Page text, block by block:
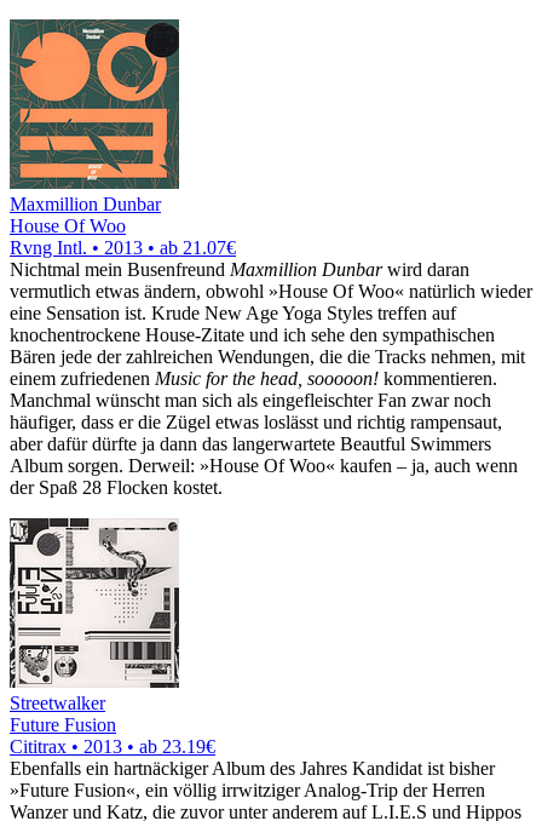
Maxmillion Dunbar
House Of Woo
Rvng Intl. • 2013 • ab 21.07€
Nichtmal mein Busenfreund Maxmillion Dunbarwird daran
vermutlich etwas ändern, obwohl »House Of Woo« natürlich wieder
eine Sensation ist. Krude New Age Yoga Styles treffen auf
knochentrockene House-Zitate und ich sehe den sympathischen
Bären jede der zahlreichen Wendungen, die die Tracks nehmen, mit
einem zufriedenen Music for the head, sooooon! kommentieren.
Manchmal wünscht man sich als eingefleischter Fan zwar noch
häufiger, dass er die Zügel etwas loslässt und richtig rampensaut,
aber dafür dürfte ja dann das langerwartete Beautful Swimmers
Album sorgen. Derweil: »House Of Woo« kaufen – ja, auch wenn
der Spaß 28 Flocken kostet.
Streetwalker
Future Fusion
Cititrax • 2013 • ab 23.19€
Ebenfalls ein hartnäckiger Album des Jahres Kandidat ist bisher
»Future Fusion«, ein völlig irrwitziger Analog-Trip der Herren
Wanzer und Katz, die zuvor unter anderem auf L.I.E.S und Hippos